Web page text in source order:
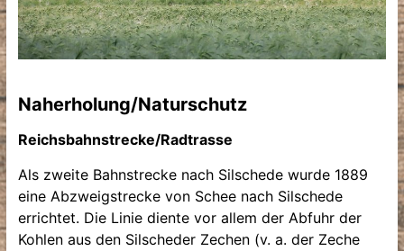
Naherholung/Naturschutz
Reichsbahnstrecke/Radtrasse
Als zweite Bahnstrecke nach Silschede wurde 1889
eine Abzweigstrecke von Schee nach Silschede
errichtet. Die Linie diente vor allem der Abfuhr der
Kohlen aus den Silscheder Zechen (v. a. der Zeche